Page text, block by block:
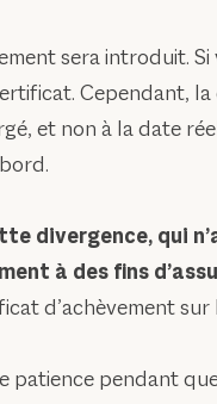
sera introduit.
Cependant,
et non à la date
divergence, qui
à des fins
d’achèvement
patience pendant